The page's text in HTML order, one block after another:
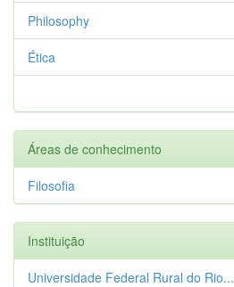
Philosophy
Ética
Áreas de conhecimento
Filosofia
Instituição
Universidade Federal Rural do Rio...